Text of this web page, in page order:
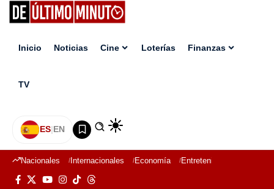
Inicio Noticias Cine Loterías Finanzas
TV
ES|EN
Nacionales Internacionales Economía Entretenimiento